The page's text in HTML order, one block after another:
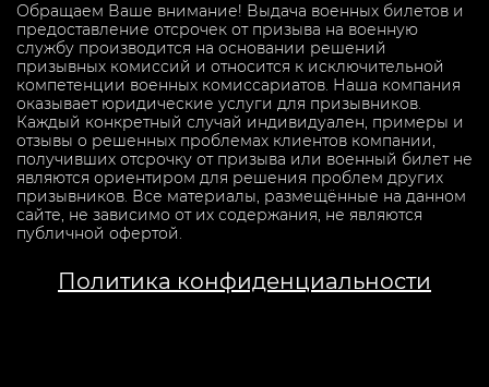
Обращаем Ваше внимание! Выдача военных билетов и
предоставление отсрочек от призыва на военную
службу производится на основании решений
призывных комиссий и относится к исключительной
компетенции военных комиссариатов. Наша компания
оказывает юридические услуги для призывников.
Каждый конкретный случай индивидуален, примеры и
отзывы о решенных проблемах клиентов компании,
получивших отсрочку от призыва или военный билет не
являются ориентиром для решения проблем других
призывников. Все материалы, размещённые на данном
сайте, не зависимо от их содержания, не являются
публичной офертой.
Политика конфиденциальности